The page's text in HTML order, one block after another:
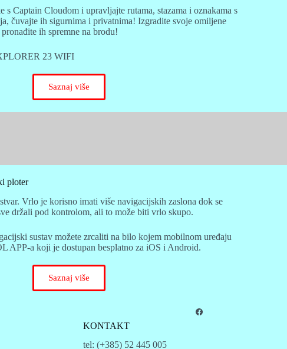
s Captain Cloudom i upravljajte rutama, stazama i oznakama s
čuvajte ih sigurnima i privatnima! Izgradite svoje omiljene
ih spremne na brodu!
23 WIFI
Saznaj više
ploter
Vrlo je korisno imati više navigacijskih zaslona dok se
držali pod kontrolom, ali to može biti vrlo skupo.
sustav možete zrcaliti na bilo kojem mobilnom uređaju
APP-a koji je dostupan besplatno za iOS i Android.
Saznaj više
KONTAKT
tel: (+385) 52 445 005